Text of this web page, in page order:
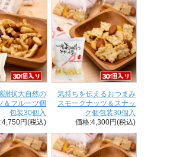
謝状大自然の
＆フルーツ個
包装30個入
円(税込)
気持ちを伝えるおつまみ
スモークナッツ＆スナッ
ク個包装30個入
価格:4,300円(税込)